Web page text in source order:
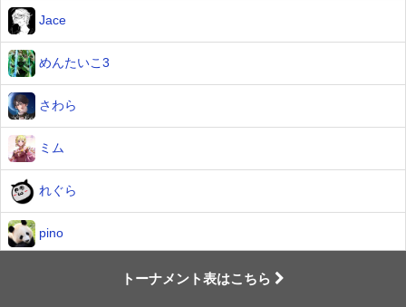
Jace
めんたいこ3
さわら
ミム
れぐら
pino
トーナメント表はこちら